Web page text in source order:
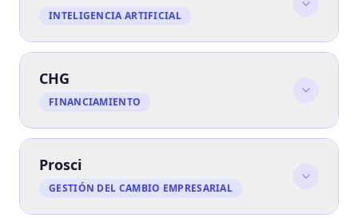
INTELIGENCIA ARTIFICIAL
CHG
FINANCIAMIENTO
Prosci
GESTIÓN DEL CAMBIO EMPRESARIAL